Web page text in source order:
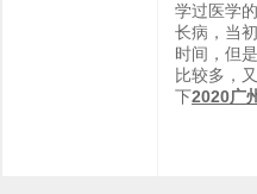
学过医学
长病，当
时间，但
比较多，
下2020广